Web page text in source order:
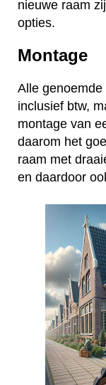
nieuwe raam
opties.
Montage
Alle
inclusief btw,
montage van
daarom het
raam met
en daardoor